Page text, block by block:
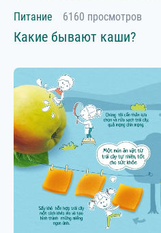
Питание 6160 просмотров
Какие бывают каши?
7-9 месяцев
10-12 месяцев
2-3 года
3+ лет